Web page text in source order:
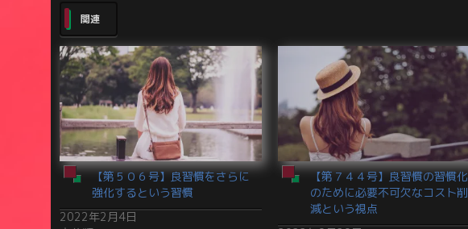
関連
【第５０６号】良習慣をさらに
強化するという習慣
2022年2月4日
【第７４４号】良習慣の習慣化
のために必要不可欠なコスト削
減という視点